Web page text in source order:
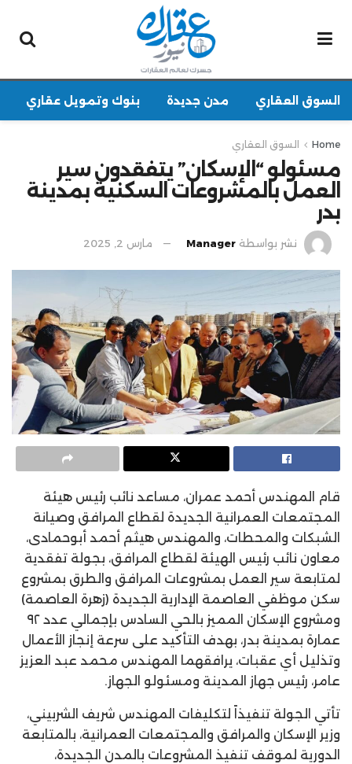
السوق العقاري مدن جديدة بنوك وتمويل عقاري
Home السوق العقاري
مسئولو “الإسكان” يتفقدون سير
العمل بالمشروعات السكنية بمدينة
بدر
نشر بواسطة Manager مارس 2, 2025
قام المهندس أحمد عمران، مساعد نائب رئيس هيئة
المجتمعات العمرانية الجديدة لقطاع المرافق وصيانة
الشبكات والمحطات، والمهندس هيثم أحمد أبوحمادى،
معاون نائب رئيس الهيئة لقطاع المرافق، بجولة تفقدية
لمتابعة سير العمل بمشروعات المرافق والطرق بمشروع
سكن موظفي العاصمة الإدارية الجديدة (زهرة العاصمة)
ومشروع الإسكان المميز بالحي السادس بإجمالي عدد ٩٢
عمارة بمدينة بدر، بهدف التأكيد على سرعة إنجاز الأعمال
وتذليل أي عقبات، يرافقهما المهندس محمد عبد العزيز
عامر، رئيس جهاز المدينة ومسئولو الجهاز.
تأتي الجولة تنفيذاً لتكليفات المهندس شريف الشربيني،
وزير الإسكان والمرافق والمجتمعات العمرانية، بالمتابعة
الدورية لموقف تنفيذ المشروعات بالمدن الجديدة،